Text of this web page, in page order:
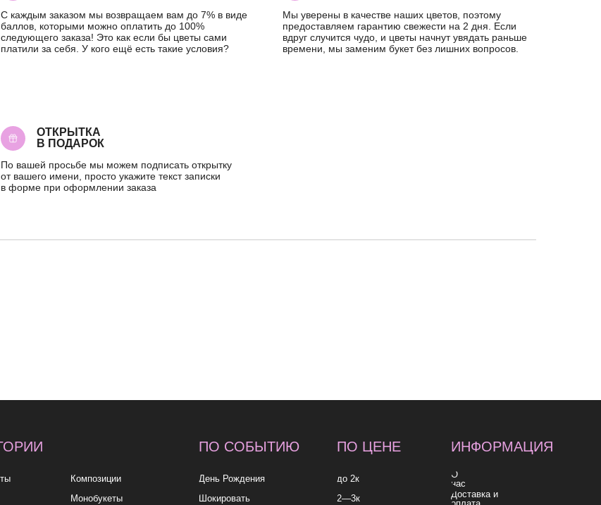
С каждым заказом мы возвращаем вам до 7% в виде
баллов, которыми можно оплатить до 100%
следующего заказа! Это как если бы цветы сами
платили за себя. У кого ещё есть такие условия?
Мы уверены в качестве наших цветов, поэтому
предоставляем гарантию свежести на 2 дня. Если
вдруг случится чудо, и цветы начнут увядать раньше
времени, мы заменим букет без лишних вопросов.
ОТКРЫТКА
В ПОДАРОК
По вашей просьбе мы можем подписать открытку
от вашего имени, просто укажите текст записки
в форме при оформлении заказа
5—7к
Свадебные букеты
Подружке
согласие на обработку
политика